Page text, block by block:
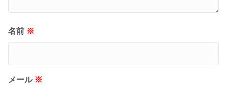
名前 ※
メール ※